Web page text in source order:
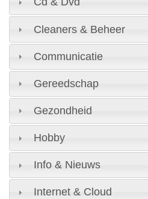
Cleaners & Beheer
Communicatie
Gereedschap
Gezondheid
Hobby
Info & Nieuws
Internet & Cloud